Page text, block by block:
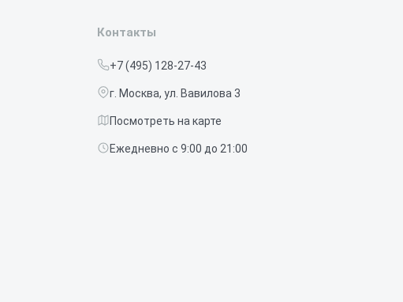
Контакты
+7 (495) 128-27-43
г. Москва, ул. Вавилова 3
Посмотреть на карте
Ежедневно с 9:00 до 21:00